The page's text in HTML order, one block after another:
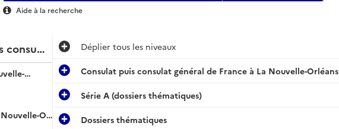
Aide à la recherche
LA NOUVELLE-ORLEANS (consulat puis consulat général)
Consulat puis consulat général de France à La Nouvelle-Orléans
Orléans
Déplier tous les niveaux
Consulat puis consulat général de France à La Nouvelle-Orléans
Série A (dossiers thématiques)
Dossiers thématiques